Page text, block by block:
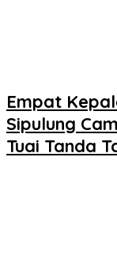
Empat
Sipulung
Tuai Tanda